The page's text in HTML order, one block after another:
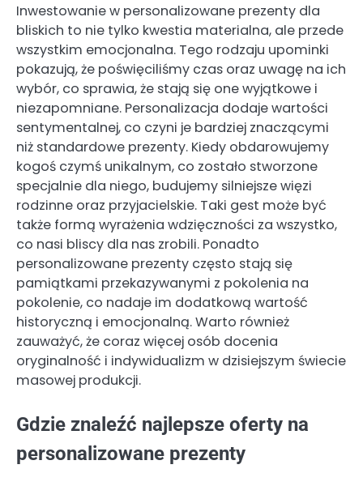
Inwestowanie w personalizowane prezenty dla
bliskich to nie tylko kwestia materialna, ale przede
wszystkim emocjonalna. Tego rodzaju upominki
pokazują, że poświęciliśmy czas oraz uwagę na ich
wybór, co sprawia, że stają się one wyjątkowe i
niezapomniane. Personalizacja dodaje wartości
sentymentalnej, co czyni je bardziej znaczącymi
niż standardowe prezenty. Kiedy obdarowujemy
kogoś czymś unikalnym, co zostało stworzone
specjalnie dla niego, budujemy silniejsze więzi
rodzinne oraz przyjacielskie. Taki gest może być
także formą wyrażenia wdzięczności za wszystko,
co nasi bliscy dla nas zrobili. Ponadto
personalizowane prezenty często stają się
pamiątkami przekazywanymi z pokolenia na
pokolenie, co nadaje im dodatkową wartość
historyczną i emocjonalną. Warto również
zauważyć, że coraz więcej osób docenia
oryginalność i indywidualizm w dzisiejszym świecie
masowej produkcji.
Gdzie znaleźć najlepsze oferty na
personalizowane prezenty